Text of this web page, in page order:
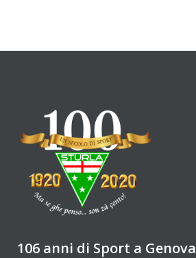
106 anni di Sport a Genova